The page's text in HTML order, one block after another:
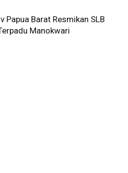
Papua Barat Resmikan SLB
Manokwari